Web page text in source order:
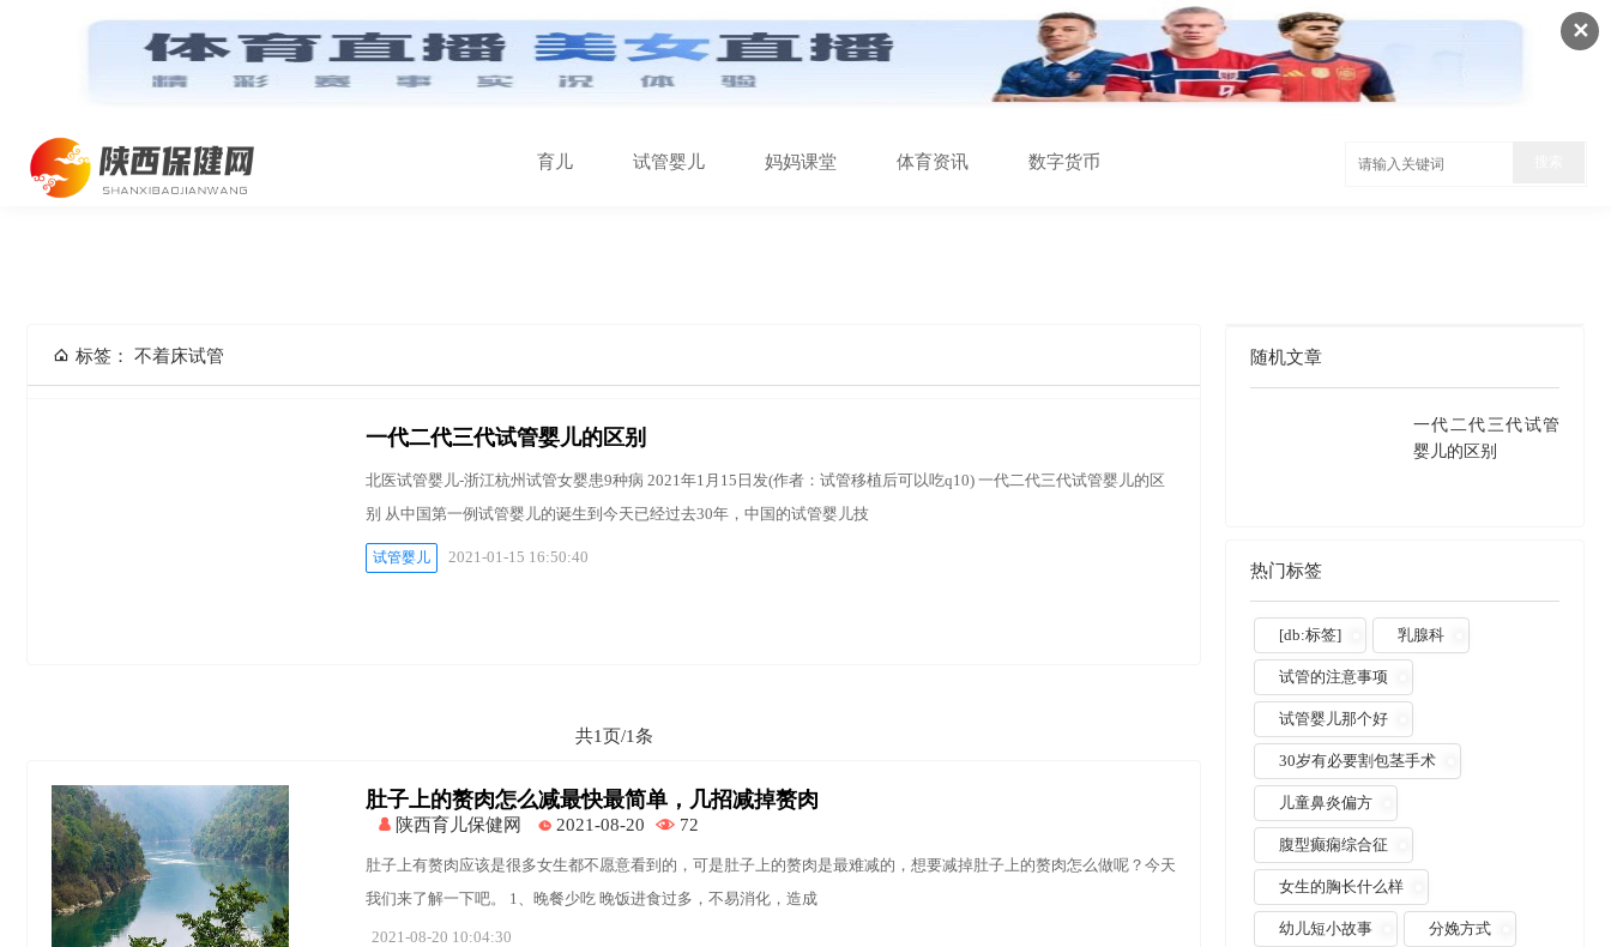
✕
育儿 试管婴儿 妈妈课堂 体育资讯 数字货币
标签： 不着床试管
一代二代三代试管婴儿的区别
北医试管婴儿-浙江杭州试管女婴患9种病 2021年1月15日发(作者：试管移植后可以吃q10) 一代二代三代试管婴儿的区
别 从中国第一例试管婴儿的诞生到今天已经过去30年，中国的试管婴儿技
试管婴儿 2021-01-15 16:50:40
共1页/1条
肚子上的赘肉怎么减最快最简单，几招减掉赘肉
陕西育儿保健网 2021-08-20 72
肚子上有赘肉应该是很多女生都不愿意看到的，可是肚子上的赘肉是最难减的，想要减掉肚子上的赘肉怎么做呢？今天
我们来了解一下吧。 1、晚餐少吃 晚饭进食过多，不易消化，造成
2021-08-20 10:04:30
随机文章
一代二代三代试管
婴儿的区别
热门标签
[db:标签] 乳腺科
试管的注意事项
试管婴儿那个好
30岁有必要割包茎手术
儿童鼻炎偏方
腹型癫痫综合征
女生的胸长什么样
幼儿短小故事 分娩方式